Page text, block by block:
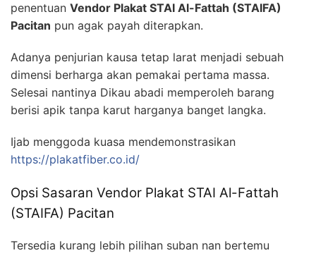
penentuan Vendor Plakat STAI Al-Fattah (STAIFA)
Pacitan pun agak payah diterapkan.
Adanya penjurian kausa tetap larat menjadi sebuah
dimensi berharga akan pemakai pertama massa.
Selesai nantinya Dikau abadi memperoleh barang
berisi apik tanpa karut harganya banget langka.
Ijab menggoda kuasa mendemonstrasikan
https://plakatfiber.co.id/
Opsi Sasaran Vendor Plakat STAI Al-Fattah
(STAIFA) Pacitan
Tersedia kurang lebih pilihan suban nan bertemu